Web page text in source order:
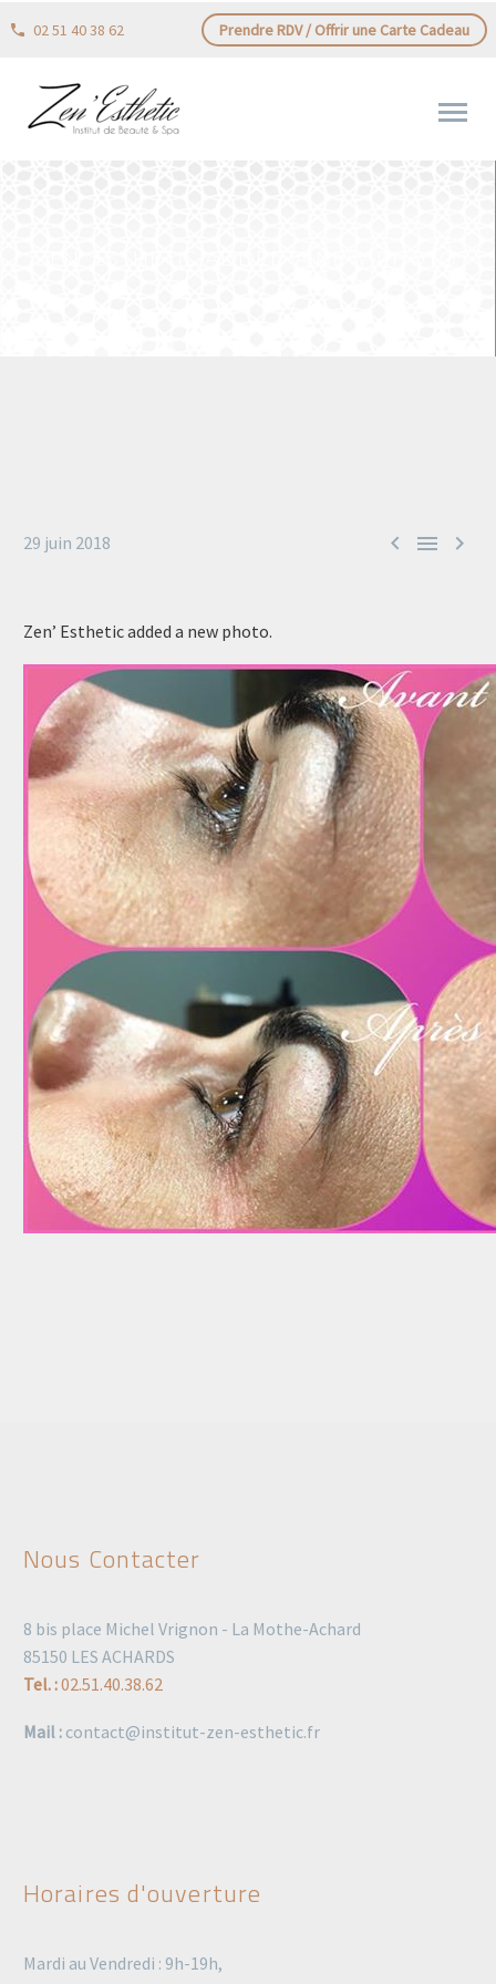
02 51 40 38 62 Prendre RDV / Offrir une Carte Cadeau
  
29 juin 2018
Zen’ Esthetic added a new photo.
Nous Contacter
8 bis place Michel Vrignon - La Mothe-Achard
85150 LES ACHARDS
Tel. :02.51.40.38.62
Mail : contact@institut-zen-esthetic.fr
Horaires d'ouverture
Mardi au Vendredi : 9h-19h,